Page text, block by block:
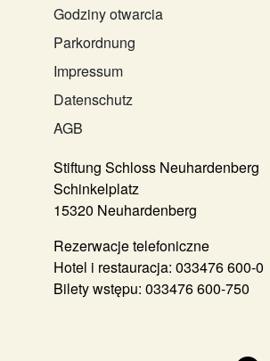
Godziny otwarcia
Parkordnung
Impressum
Datenschutz
AGB
Stiftung Schloss Neuhardenberg
Schinkelplatz
15320 Neuhardenberg
Rezerwacje telefoniczne
Hotel i restauracja: 033476 600-0
Bilety wstępu: 033476 600-750